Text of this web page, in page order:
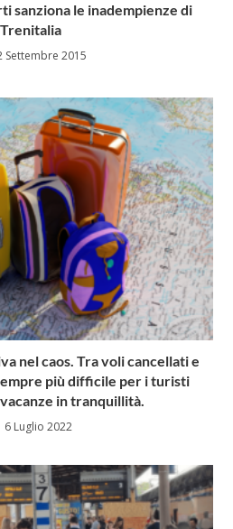
sanziona le inadempienze di
Trenitalia
Settembre 2015
nel caos. Tra voli cancellati e
più difficile per i turisti
in tranquillità.
6 Luglio 2022